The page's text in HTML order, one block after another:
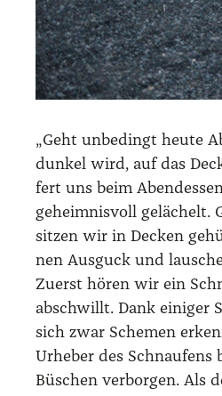
„Geht unbe­dingt heu­te
dun­kel wird, auf das
fert uns beim
geheim­nis­voll gelä­chelt.
sit­zen wir in Decken
nen Aus­guck und
Zuerst hören wir ein
abschwillt. Dank eini­ger
sich zwar Sche­men
Urhe­ber des
Büschen ver­bor­gen. Als